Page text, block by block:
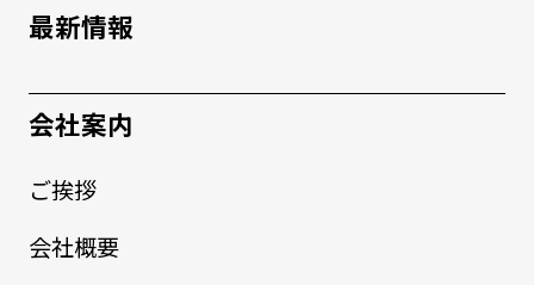
最新情報
会社案内
ご挨拶
会社概要